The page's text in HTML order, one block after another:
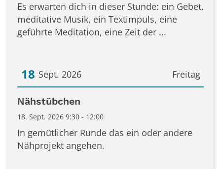
Es erwarten dich in dieser Stunde: ein Gebet,
meditative Musik, ein Textimpuls, eine
geführte Meditation, eine Zeit der ...
Freitag
18 Sept. 2026
Datum: 18. September 2026
Nähstübchen
18. Sept. 2026 9:30 - 12:00
In gemütlicher Runde das ein oder andere
Nähprojekt angehen.